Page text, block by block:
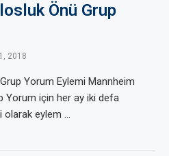
Önü Grup
2018
Yorum Eylemi Mannheim
Yorum için her ay iki defa
olarak eylem …